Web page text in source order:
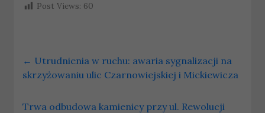
Post Views: 60
← Utrudnienia w ruchu: awaria sygnalizacji na
skrzyżowaniu ulic Czarnowiejskiej i Mickiewicza
Trwa odbudowa kamienicy przy ul. Rewolucji